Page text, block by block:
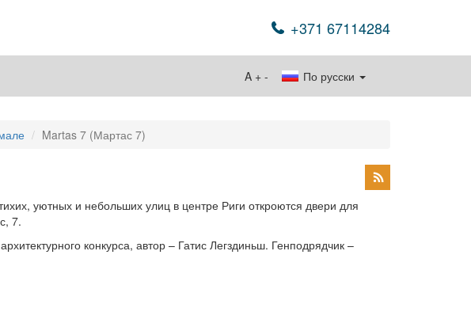
+371 67114284
По русски
A + -
Martas 7 (Мартас 7)
уютных и небольших улиц в центре Риги откроются двери для
7.
конкурса, автор – Гатис Легздиньш. Генподрядчик –